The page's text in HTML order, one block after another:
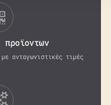
προϊοντων
ανταγωνιστικές τιμές